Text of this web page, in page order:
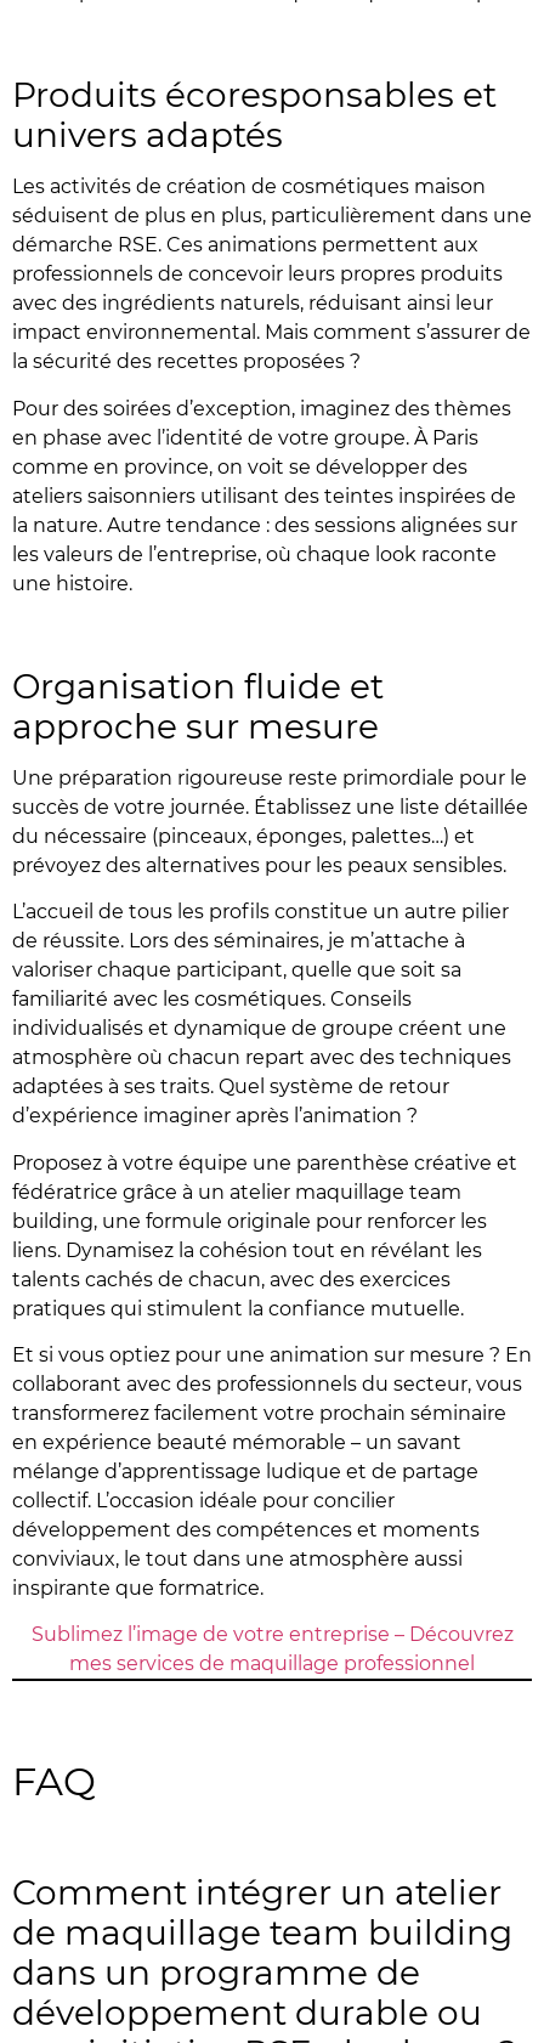
Produits écoresponsables et
univers adaptés
Les activités de création de cosmétiques maison
séduisent de plus en plus, particulièrement dans une
démarche RSE. Ces animations permettent aux
professionnels de concevoir leurs propres produits
avec des ingrédients naturels, réduisant ainsi leur
impact environnemental. Mais comment s’assurer de
la sécurité des recettes proposées ?
Pour des soirées d’exception, imaginez des thèmes
en phase avec l’identité de votre groupe. À Paris
comme en province, on voit se développer des
ateliers saisonniers utilisant des teintes inspirées de
la nature. Autre tendance : des sessions alignées sur
les valeurs de l’entreprise, où chaque look raconte
une histoire.
Organisation fluide et
approche sur mesure
Une préparation rigoureuse reste primordiale pour le
succès de votre journée. Établissez une liste détaillée
du nécessaire (pinceaux, éponges, palettes…) et
prévoyez des alternatives pour les peaux sensibles.
L’accueil de tous les profils constitue un autre pilier
de réussite. Lors des séminaires, je m’attache à
valoriser chaque participant, quelle que soit sa
familiarité avec les cosmétiques. Conseils
individualisés et dynamique de groupe créent une
atmosphère où chacun repart avec des techniques
adaptées à ses traits. Quel système de retour
d’expérience imaginer après l’animation ?
Proposez à votre équipe une parenthèse créative et
fédératrice grâce à un atelier maquillage team
building, une formule originale pour renforcer les
liens. Dynamisez la cohésion tout en révélant les
talents cachés de chacun, avec des exercices
pratiques qui stimulent la confiance mutuelle.
Et si vous optiez pour une animation sur mesure ? En
collaborant avec des professionnels du secteur, vous
transformerez facilement votre prochain séminaire
en expérience beauté mémorable – un savant
mélange d’apprentissage ludique et de partage
collectif. L’occasion idéale pour concilier
développement des compétences et moments
conviviaux, le tout dans une atmosphère aussi
inspirante que formatrice.
Sublimez l’image de votre entreprise – Découvrez
mes services de maquillage professionnel
FAQ
Comment intégrer un atelier
de maquillage team building
dans un programme de
développement durable ou